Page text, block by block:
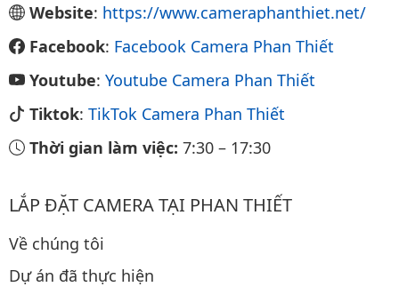
Website: https://www.cameraphanthiet.net/
Facebook: Facebook Camera Phan Thiết
Youtube: Youtube Camera Phan Thiết
Tiktok: TikTok Camera Phan Thiết
Thời gian làm việc: 7:30 – 17:30
LẮP ĐẶT CAMERA TẠI PHAN THIẾT
Về chúng tôi
Dự án đã thực hiện